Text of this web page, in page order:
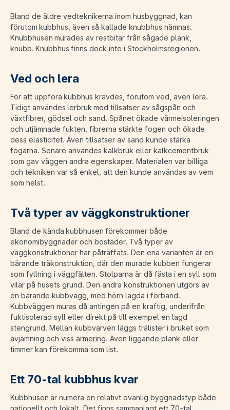
Bland de äldre vedteknikerna inom husbyggnad, kan
förutom kubbhus, även så kallade knubbhus nämnas.
Knubbhusen murades av restbitar från sågade plank,
knubb. Knubbhus finns dock inte i Stockholmsregionen.
Ved och lera
För att uppföra kubbhus krävdes, förutom ved, även lera.
Tidigt användes lerbruk med tillsatser av sågspån och
växtfibrer, gödsel och sand. Spånet ökade värmeisoleringen
och utjämnade fukten, fibrerna stärkte fogen och ökade
dess elasticitet. Även tillsatser av sand kunde stärka
fogarna. Senare användes kalkbruk eller kalkcementbruk
som gav väggen andra egenskaper. Materialen var billiga
och tekniken var så enkel, att den kunde användas av vem
som helst.
Två typer av väggkonstruktioner
Bland de kända kubbhusen förekommer både
ekonomibyggnader och bostäder. Två typer av
väggkonstruktioner har påträffats. Den ena varianten är en
bärande träkonstruktion, där den murade kubben fungerar
som fyllning i väggfälten. Stolparna är då fästa i en syll som
vilar på husets grund. Den andra konstruktionen utgörs av
en bärande kubbvägg, med hörn lagda i förband.
Kubbväggen muras då antingen på en kraftig, underifrån
fuktisolerad syll eller direkt på till exempel en lagd
stengrund. Mellan kubbvarven läggs trälister i bruket som
avjämning och viss armering. Även liggande plank eller
timmer kan förekomma som list.
Ett 70-tal kubbhus kvar
Kubbhusen är numera en relativt ovanlig byggnadstyp både
nationellt och lokalt. Det finns sammanlagt ett 70-tal